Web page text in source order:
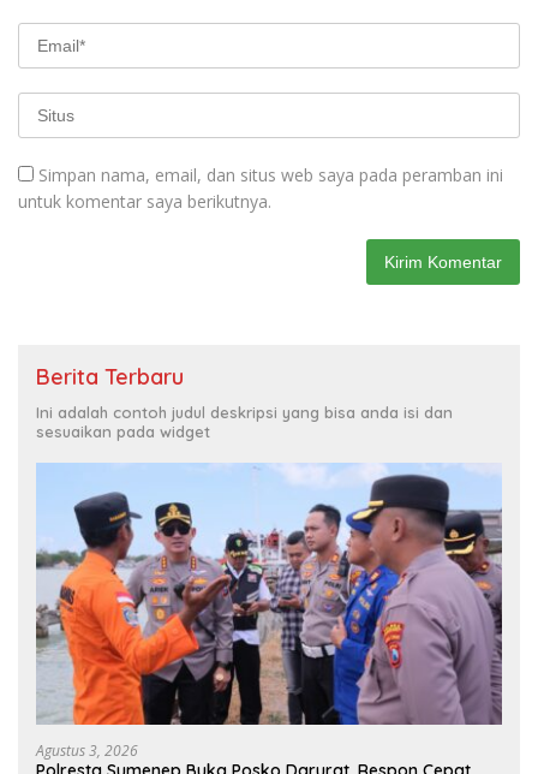
Simpan nama, email, dan situs web saya pada peramban ini
untuk komentar saya berikutnya.
Berita Terbaru
Ini adalah contoh judul deskripsi yang bisa anda isi dan
sesuaikan pada widget
Agustus 3, 2026